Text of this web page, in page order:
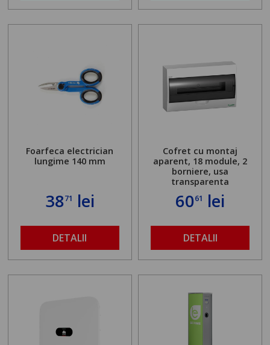
Foarfeca electrician
lungime 140 mm
3871 lei
DETALII
Cofret cu montaj
aparent, 18 module, 2
borniere, usa
transparenta
6061 lei
DETALII